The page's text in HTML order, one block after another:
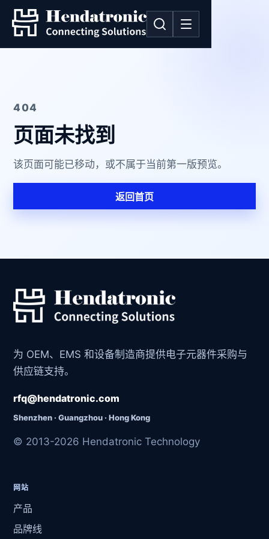
404
页面未找到
该页面可能已移动，或不属于当前第一版预览。
返回首页
为 OEM、EMS 和设备制造商提供电子元器件采购与
供应链支持。
rfq@hendatronic.com
Shenzhen · Guangzhou · Hong Kong
© 2013-2026 Hendatronic Technology
网站
产品
品牌线